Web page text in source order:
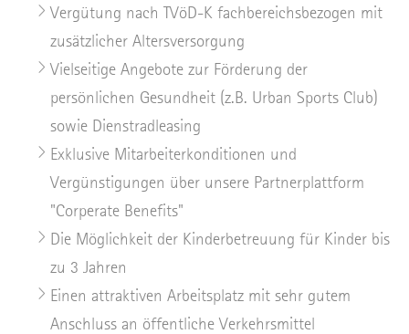
Vergütung nach TVöD-K fachbereichsbezogen mit
zusätzlicher Altersversorgung
Vielseitige Angebote zur Förderung der
persönlichen Gesundheit (z.B. Urban Sports Club)
sowie Dienstradleasing
Exklusive Mitarbeiterkonditionen und
Vergünstigungen über unsere Partnerplattform
"Corperate Benefits"
Die Möglichkeit der Kinderbetreuung für Kinder bis
zu 3 Jahren
Einen attraktiven Arbeitsplatz mit sehr gutem
Anschluss an öffentliche Verkehrsmittel